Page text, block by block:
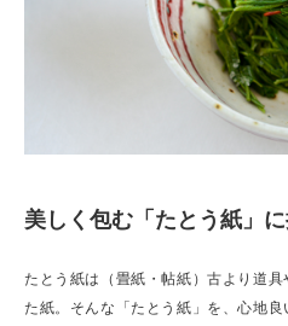
美しく包む「たとう紙」に
たとう紙は（畳紙・帖紙）古より道
た紙。そんな「たとう紙」を、心地